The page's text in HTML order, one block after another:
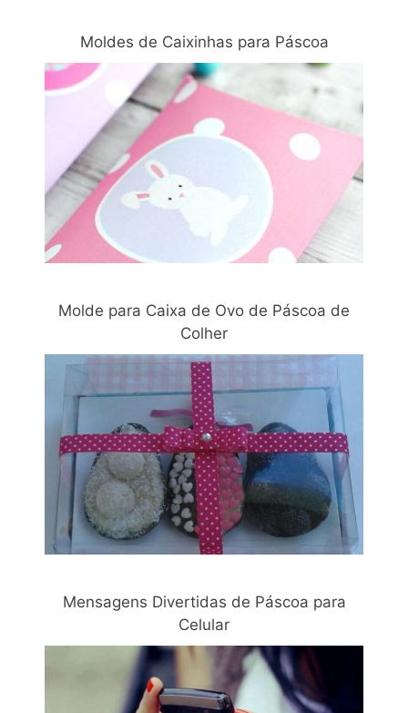
Moldes de Caixinhas para Páscoa
Molde para Caixa de Ovo de Páscoa de
Colher
Mensagens Divertidas de Páscoa para
Celular